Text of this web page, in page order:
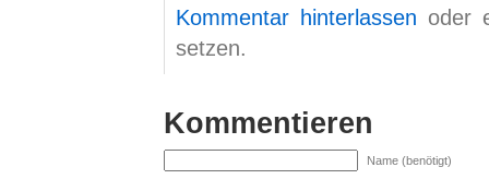
Kommentar hinterlassen oder
setzen.
Kommentieren
Name (benötigt)